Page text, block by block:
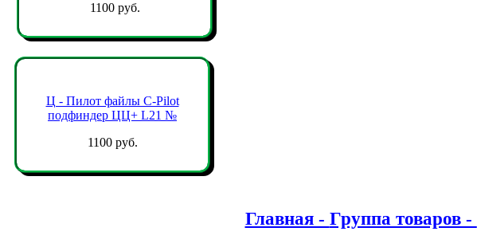
1100 руб.
Ц - Пилот файлы C-Pilot
подфиндер ЦЦ+ L21 №
1100 руб.
Главная - Группа товаров -